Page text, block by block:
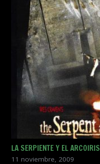
LA SERPIENTE Y EL ARCOIRIS
11 noviembre, 2009